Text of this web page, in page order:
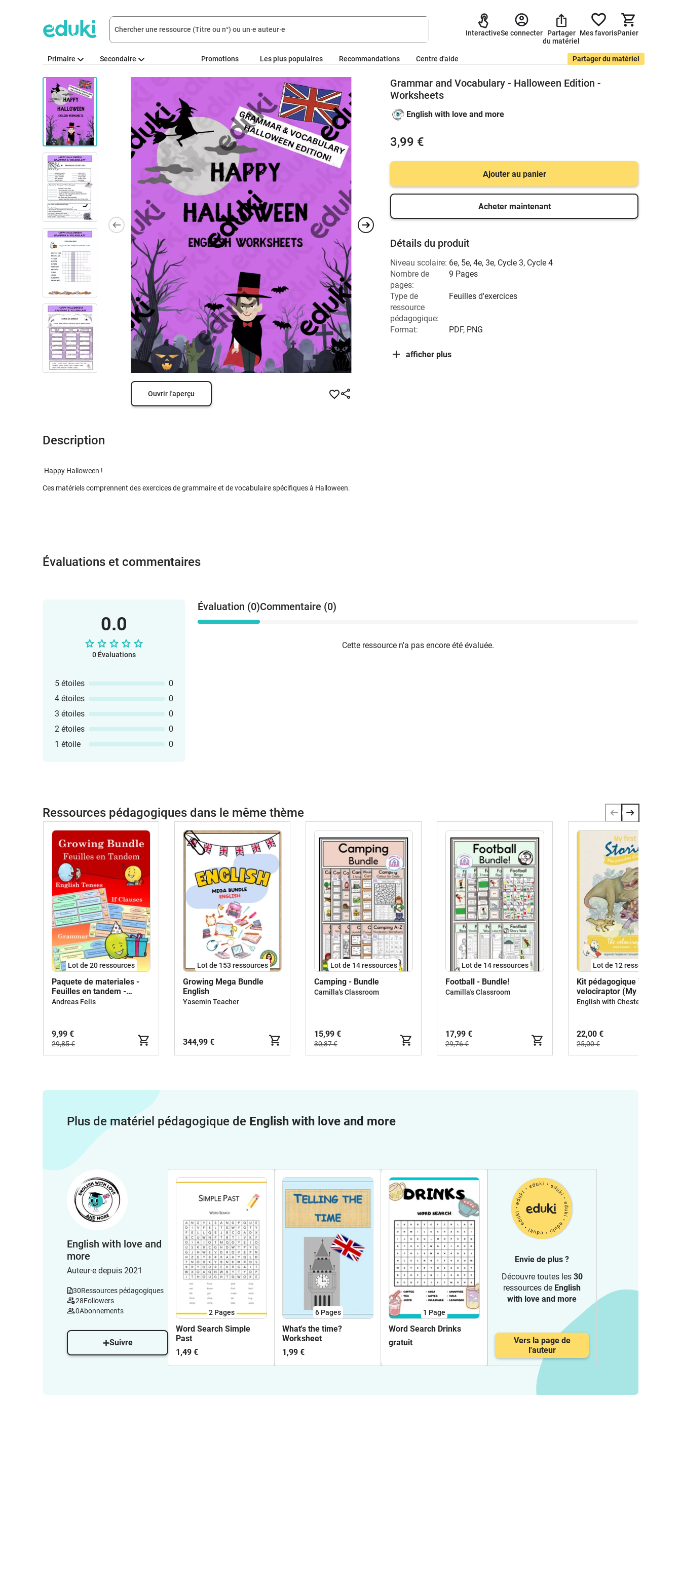
InteractiveSe connecter
Partager
du matériel
Mes favorisPanier
Primaire Secondaire Promotions Les plus populaires Recommandations Partager du matériel
Centre d'aide
Ouvrir l'aperçu
Description
Happy Halloween !
Ces matériels comprennent des exercices de grammaire et de vocabulaire spécifiques à Halloween.
Grammar and Vocabulary - Halloween Edition -
Worksheets
English with love and more
3,99 €
Ajouter au panier
Acheter maintenant
Détails du produit
Niveau scolaire: 6e, 5e, 4e, 3e, Cycle 3, Cycle 4
Nombre de
pages:
9 Pages
Type de
ressource
pédagogique:
Feuilles d'exercices
Format: PDF, PNG
afficher plus
Évaluations et commentaires
0.0
0 Évaluations
5 étoiles
0
4 étoiles
0
3 étoiles
0
2 étoiles
0
1 étoile
0
Évaluation (0)Commentaire (0)
Cette ressource n'a pas encore été évaluée.
Ressources pédagogiques dans le même thème
Lot de 20 ressources
Paquete de materiales -
Feuilles en tandem -
Anglais
Andreas Felis
9,99 €
29,85 €
Lot de 153 ressources
Growing Mega Bundle
English
Yasemin Teacher
344,99 €
Lot de 14 ressources
Camping - Bundle
Camilla's Classroom
15,99 €
30,87 €
Lot de 14 ressources
Football - Bundle!
Camilla's Classroom
17,99 €
29,76 €
Lot de 12 ressources
Kit pédagogique The
velociraptor (My First
Stories, level 1)
English with Chester
22,00 €
25,00 €
Plus de matériel pédagogique de English with love and more
English with love and
more
Auteur·e depuis 2021
30Ressources pédagogiques
28Followers
0Abonnements
Suivre
2 Pages
Word Search Simple
Past
1,49 €
6 Pages
What's the time?
Worksheet
1,99 €
1 Page
Word Search Drinks
gratuit
Envie de plus ?
Découvre toutes les 30
ressources de English
with love and more
Vers la page de
l'auteur